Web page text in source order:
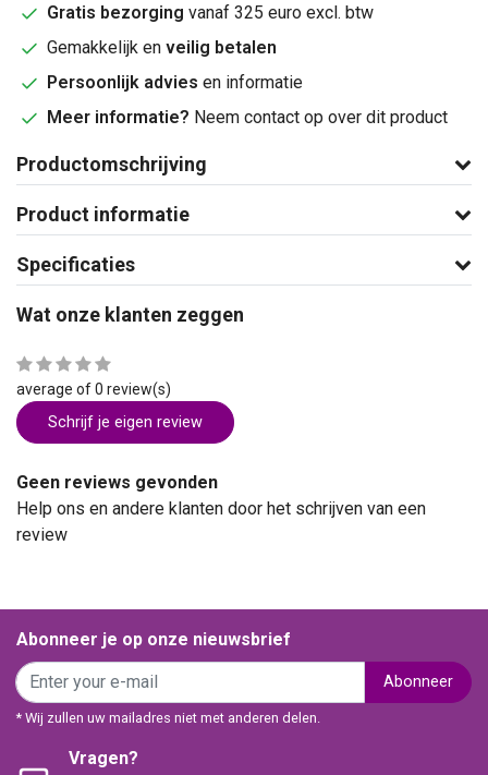
Gratis bezorging vanaf 325 euro excl. btw
Gemakkelijk en veilig betalen
Persoonlijk advies en informatie
Meer informatie? Neem contact op over dit product
Productomschrijving
Product informatie
Specificaties
Wat onze klanten zeggen
average of 0 review(s)
Schrijf je eigen review
Geen reviews gevonden
Help ons en andere klanten door het schrijven van een
review
Abonneer je op onze nieuwsbrief
Abonneer
* Wij zullen uw mailadres niet met anderen delen.
Vragen?